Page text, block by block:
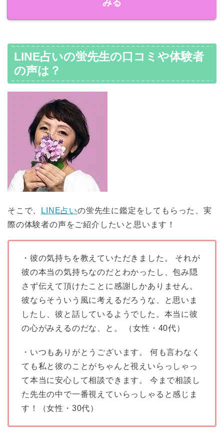
みる
LINE占いの蛍先生の口コミや体験者
の声は？
そこで、 LINE占いの蛍先生に鑑定をしてもらった、実
際の体験者の声をご紹介したいと思います！
・彼の気持ちを教えていただきました。 それが
彼の本当の気持ちなのだとわかったし、包み隠
さず伝えて頂けたことに感謝しかありません。
彼ならそういう風に考えるだろうな、と思いま
したし、彼と話しているようでした。本当に彼
の心がみえるのだな、と。 （女性・40代）
・いつもありがとうございます。 何も言わなく
ても私と彼のことがちゃんと視えいらっしゃっ
て本当に安心して相談できます。 今まで相談し
た先生の中で一番視えていらっしゃると感じま
す！（女性・30代）